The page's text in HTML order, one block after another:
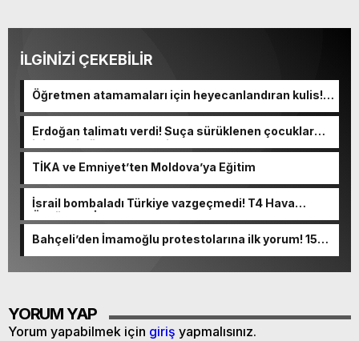
İLGİNİZİ ÇEKEBİLİR
Öğretmen atamamaları için heyecanlandıran kulis!
Bakanlıklar sayı konusunda anlaştı
Erdoğan talimatı verdi! Suça sürüklenen çocuklar
için yeni düzenleme geliyor
TİKA ve Emniyet’ten Moldova’ya Eğitim
İsrail bombaladı Türkiye vazgeçmedi! T4 Hava
Üssüne “HİSAR” konuşlandırılıyor
Bahçeli’den İmamoğlu protestolarına ilk yorum! 15
Temmuz hatırlatması yaptı
YORUM YAP
Yorum yapabilmek için giriş yapmalısınız.